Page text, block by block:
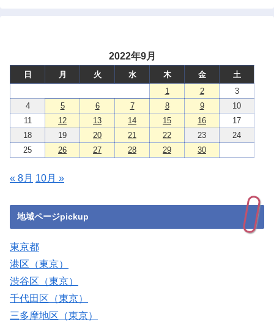
2022年9月
日 月 火 水 木 金
土
1
2
3
4
5 6 7 8 9
10
11
12 13 14 15 16
17
18
19 20 21 22 23
24
25
26 27 28 29 30
« 8月 10月 »
地域ページpickup
東京都
港区（東京）
渋谷区（東京）
千代田区（東京）
三多摩地区（東京）